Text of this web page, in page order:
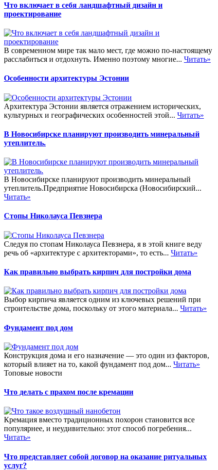
Что включает в себя ландшафтный дизайн и
проектирование
В современном мире так мало мест, где можно по-настоящему
расслабиться и отдохнуть. Именно поэтому многие... Читать»
Особенности архитектуры Эстонии
Архитектура Эстонии является отражением исторических,
культурных и географических особенностей этой... Читать»
В Новосибирске планируют производить минеральный
утеплитель.
В Новосибирске планируют производить минеральный
утеплитель.Предприятие Новосибирска (Новосибирский...
Читать»
Стопы Николауса Певзнера
Следуя по стопам Николауса Певзнера, я в этой книге веду
речь об «архитектуре с архитекторами», то есть... Читать»
Как правильно выбрать кирпич для постройки дома
Выбор кирпича является одним из ключевых решений при
строительстве дома, поскольку от этого материала... Читать»
Фундамент под дом
Конструкция дома и его назначение — это один из факторов,
который влияет на то, какой фундамент под дом... Читать»
Топовые новости
Что делать с прахом после кремации
Кремация вместо традиционных похорон становится все
популярнее, и неудивительно: этот способ погребения...
Читать»
Что представляет собой договор на оказание ритуальных
услуг?